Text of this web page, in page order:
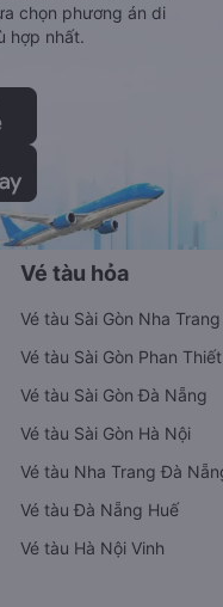
chọn phương án di
hợp nhất.
Vé tàu hỏa
Vé tàu Sài Gòn Nha Trang
Vé tàu Sài Gòn Phan Thiết
Vé tàu Sài Gòn Đà Nẵng
Vé tàu Sài Gòn Hà Nội
Vé tàu Nha Trang Đà
Vé tàu Đà Nẵng Huế
Vé tàu Hà Nội Vinh